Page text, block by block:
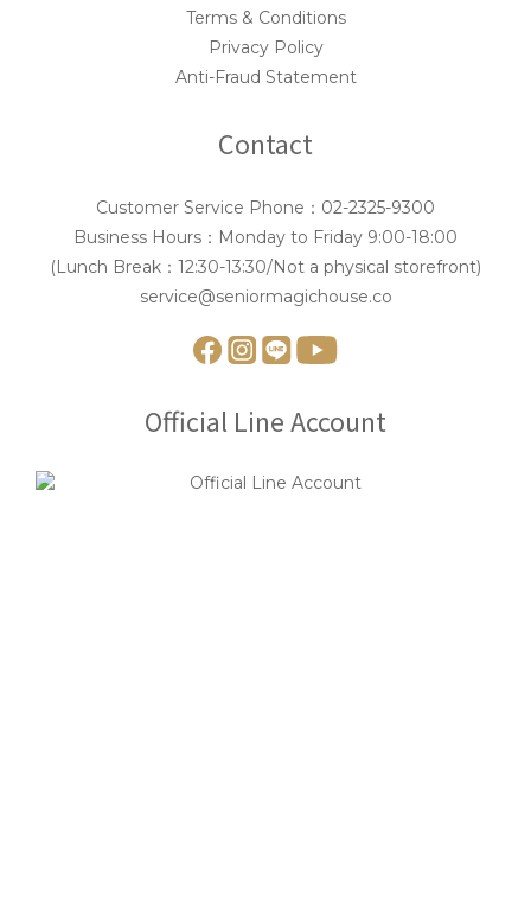
Terms & Conditions
Privacy Policy
Anti-Fraud Statement
Contact
Customer Service Phone：02-2325-9300
Business Hours：Monday to Friday 9:00-18:00
(Lunch Break：12:30-13:30/Not a physical storefront)
service@seniormagichouse.co
Official Line Account